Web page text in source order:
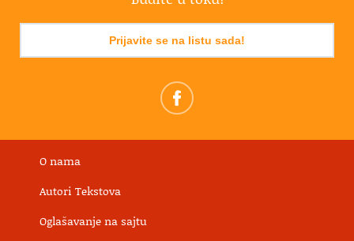
Prijavite se na listu sada!
O nama
Autori Tekstova
Oglašavanje na sajtu